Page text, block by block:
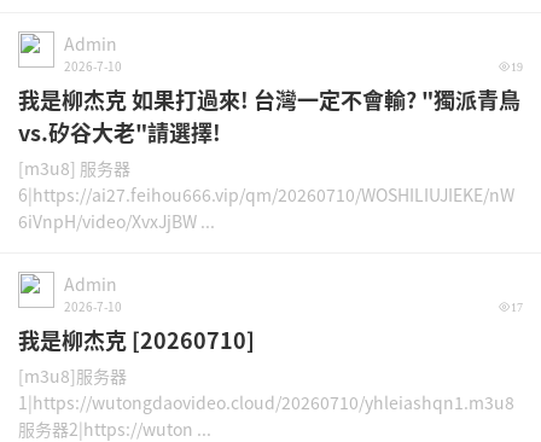
Admin
2026-7-10 19
我是柳杰克 如果打過來! 台灣一定不會輸? "獨派青鳥
vs.矽谷大老"請選擇!
[m3u8] 服务器
6|https://ai27.feihou666.vip/qm/20260710/WOSHILIUJIEKE/nW
6iVnpH/video/XvxJjBW ...
Admin
2026-7-10 17
我是柳杰克 [20260710]
[m3u8]服务器
1|https://wutongdaovideo.cloud/20260710/yhleiashqn1.m3u8
服务器2|https://wuton ...